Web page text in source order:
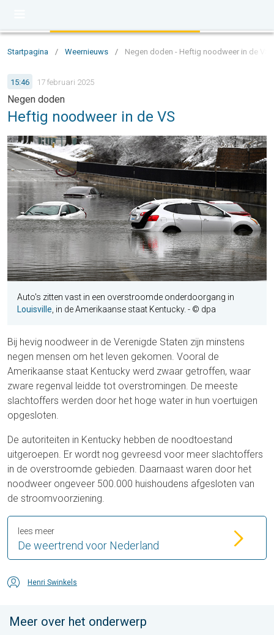
Startpagina / Weernieuws / Negen doden - Heftig noodweer in de VS
15:46 17 februari 2025
Negen doden
Heftig noodweer in de VS
Auto's zitten vast in een overstroomde onderdoorgang in
Louisville , in de Amerikaanse staat Kentucky. - © dpa
Bij hevig noodweer in de Verenigde Staten zijn minstens
negen mensen om het leven gekomen. Vooral de
Amerikaanse staat Kentucky werd zwaar getroffen, waar
zware regenval leidde tot overstromingen. De meeste
slachtoffers werden door het hoge water in hun voertuigen
opgesloten.
De autoriteiten in Kentucky hebben de noodtoestand
uitgeroepen. Er wordt nog gevreesd voor meer slachtoffers
in de overstroomde gebieden. Daarnaast waren door het
noodweer ongeveer 500.000 huishoudens afgesloten van
de stroomvoorziening.
De weertrend voor Nederland
lees meer
Henri Swinkels
Meer over het onderwerp